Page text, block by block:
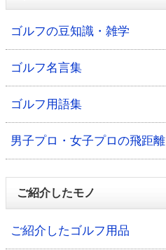
ゴルフの豆知識・雑学
ゴルフ名言集
ゴルフ用語集
男子プロ・女子プロの飛距離
ご紹介したモノ
ご紹介したゴルフ用品